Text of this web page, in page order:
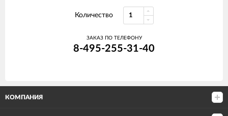
Количество
ЗАКАЗ ПО ТЕЛЕФОНУ
8-495-255-31-40
КОМПАНИЯ